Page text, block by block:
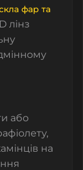
фар та
лінз
або
на